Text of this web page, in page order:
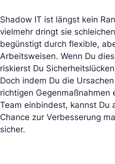
Shadow IT ist längst kein
vielmehr dringt sie
begünstigt durch flexible,
Arbeitsweisen. Wenn Du
riskierst Du
Doch indem Du die
richtigen Gegenmaßnahmen
Team einbindest, kannst Du
Chance zur Verbesserung
sicher.